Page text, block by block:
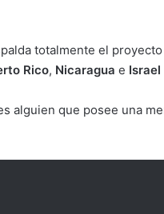
totalmente el
Rico, Nicaragua e Israel
alguien que posee una